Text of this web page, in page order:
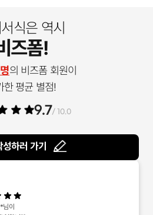
식은 역시
즈폼!
의 비즈폼 회원이
한 평균 별점!
9.7/ 10.0
하러 가기
님이